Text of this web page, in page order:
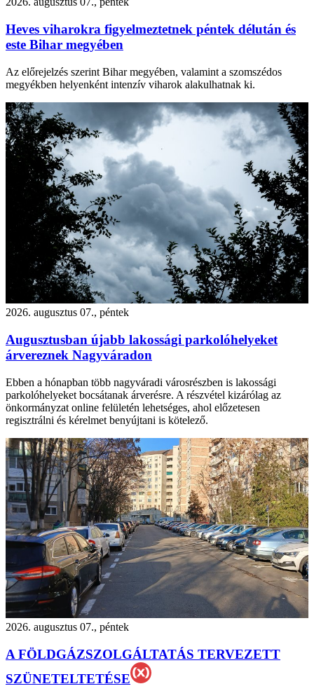
Heves viharokra figyelmeztetnek péntek délután és
este Bihar megyében
Az előrejelzés szerint Bihar megyében, valamint a szomszédos
megyékben helyenként intenzív viharok alakulhatnak ki.
2026. augusztus 07., péntek
Augusztusban újabb lakossági parkolóhelyeket
árvereznek Nagyváradon
Ebben a hónapban több nagyváradi városrészben is lakossági
parkolóhelyeket bocsátanak árverésre. A részvétel kizárólag az
önkormányzat online felületén lehetséges, ahol előzetesen
regisztrálni és kérelmet benyújtani is kötelező.
2026. augusztus 07., péntek
A FÖLDGÁZSZOLGÁLTATÁS TERVEZETT
SZÜNETELTETÉSE